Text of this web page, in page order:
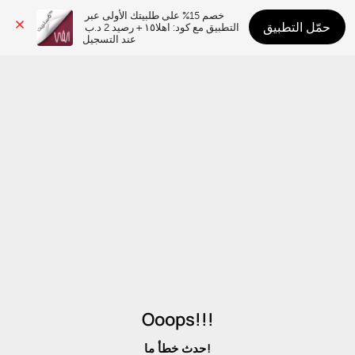
عند التسجيل
حمّل التطبيق
Ooops!!!
حدث خطأ ما!